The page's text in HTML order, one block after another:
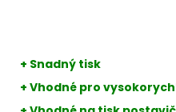
+ Snadný tisk
+ Vhodné pro